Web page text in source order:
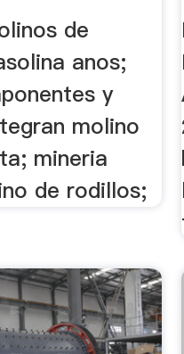
de
anos;
y
molino
mineria
de rodillos;